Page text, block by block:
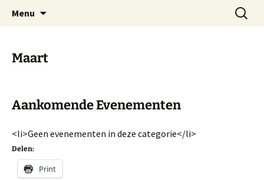
Hoofdplaat.com
Dorp achter de dijk
Menu
Zoeken
naar:
Maart
Aankomende Evenementen
<li>Geen evenementen in deze categorie</li>
Delen:
Print